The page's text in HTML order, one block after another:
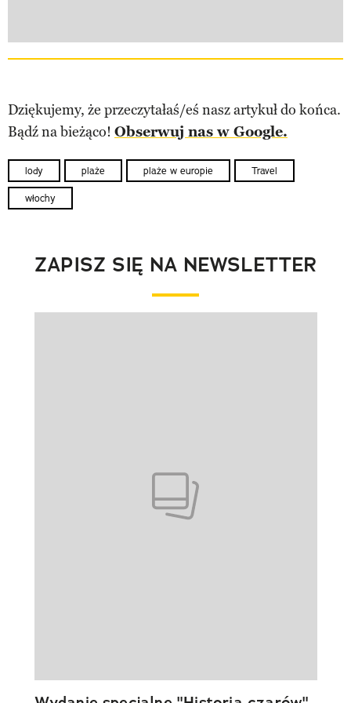
Dziękujemy, że przeczytałaś/eś nasz artykuł do końca.
Bądź na bieżąco! Obserwuj nas w Google.
lody plaże plaże w europie Travel
włochy
ZAPISZ SIĘ NA NEWSLETTER